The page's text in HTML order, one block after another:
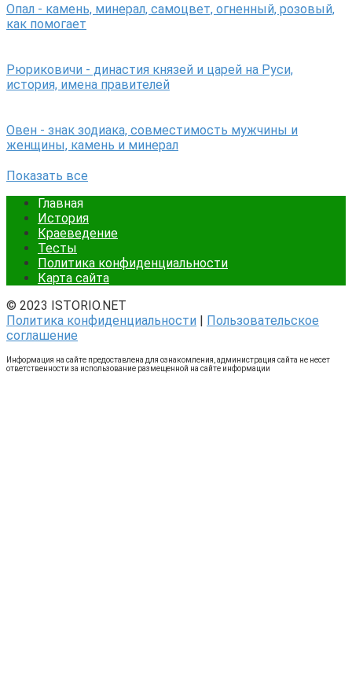
Опал - камень, минерал, самоцвет, огненный, розовый,
как помогает
Рюриковичи - династия князей и царей на Руси,
история, имена правителей
Овен - знак зодиака, совместимость мужчины и
женщины, камень и минерал
Показать все
Главная
История
Краеведение
Тесты
Политика конфиденциальности
Карта сайта
© 2023 ISTORIO.NET
Политика конфиденциальности | Пользовательское
соглашение
Информация на сайте предоставлена для ознакомления, администрация сайта не несет
ответственности за использование размещенной на сайте информации